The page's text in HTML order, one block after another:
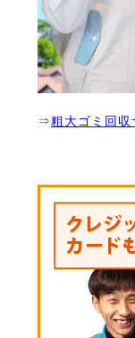
⇒粗大ゴミ回収